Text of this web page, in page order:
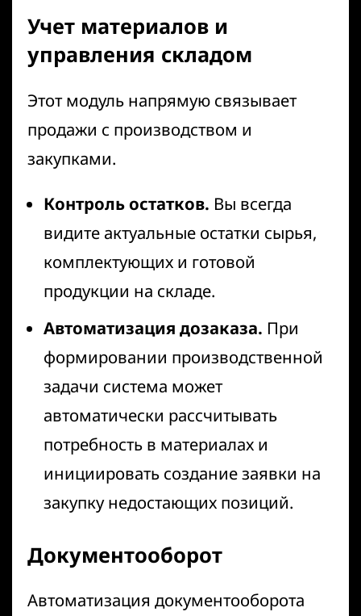
Учет материалов и
управления складом
Этот модуль напрямую связывает
продажи с производством и
закупками.
Контроль остатков. Вы всегда
видите актуальные остатки сырья,
комплектующих и готовой
продукции на складе.
Автоматизация дозаказа. При
формировании производственной
задачи система может
автоматически рассчитывать
потребность в материалах и
инициировать создание заявки на
закупку недостающих позиций.
Документооборот
Автоматизация документооборота